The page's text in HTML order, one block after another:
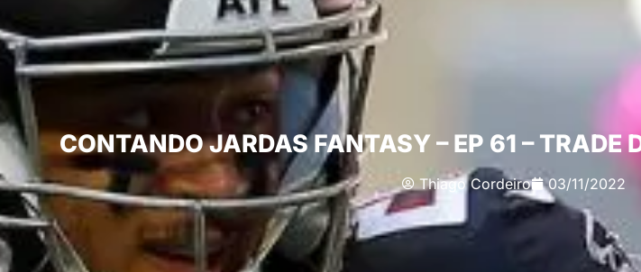
CONTANDO JARDAS FANTASY – EP 61 – TRADE
Thiago Cordeiro 03/11/2022